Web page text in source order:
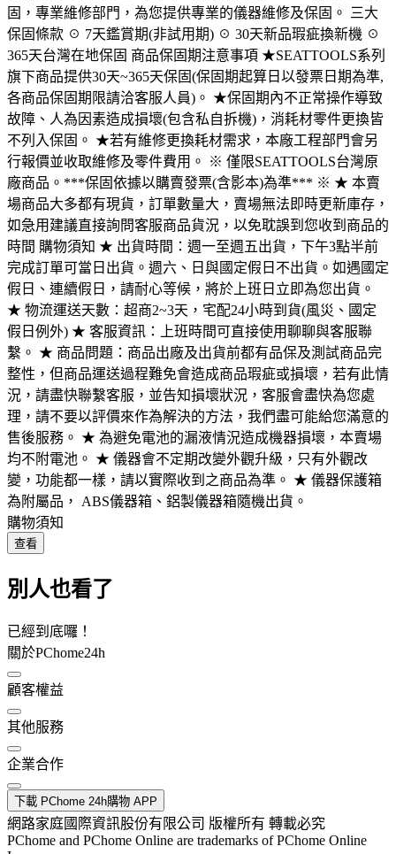
固，專業維修部門，為您提供專業的儀器維修及保固。 三大
保固條款 ☉ 7天鑑賞期(非試用期) ☉ 30天新品瑕疵換新機 ☉
365天台灣在地保固 商品保固期注意事項 ★SEATTOOLS系列
旗下商品提供30天~365天保固(保固期起算日以發票日期為準,
各商品保固期限請洽客服人員)。 ★保固期內不正常操作導致
故障、人為因素造成損壞(包含私自拆機)，消耗材零件更換皆
不列入保固。 ★若有維修更換耗材需求，本廠工程部門會另
行報價並收取維修及零件費用。 ※ 僅限SEATTOOLS台灣原
廠商品。***保固依據以購賣發票(含影本)為準*** ※ ★ 本賣
場商品大多都有現貨，訂單數量大，賣場無法即時更新庫存，
如急用建議直接詢問客服商品貨況，以免耽誤到您收到商品的
時間 購物須知 ★ 出貨時間：週一至週五出貨，下午3點半前
完成訂單可當日出貨。週六、日與國定假日不出貨。如遇國定
假日、連續假日，請耐心等候，將於上班日立即為您出貨。
★ 物流運送天數：超商2~3天，宅配24小時到貨(風災、國定
假日例外) ★ 客服資訊：上班時間可直接使用聊聊與客服聯
繫。 ★ 商品問題：商品出廠及出貨前都有品保及測試商品完
整性，但商品運送過程難免會造成商品瑕疵或損壞，若有此情
況，請盡快聯繫客服，並告知損壞狀況，客服會盡快為您處
理，請不要以評價來作為解決的方法，我們盡可能給您滿意的
售後服務。 ★ 為避免電池的漏液情況造成機器損壞，本賣場
均不附電池。 ★ 儀器會不定期改變外觀升級，只有外觀改
變，功能都一樣，請以實際收到之商品為準。 ★ 儀器保護箱
為附屬品， ABS儀器箱、鋁製儀器箱隨機出貨。
購物須知
查看
別人也看了
已經到底囉！
關於PChome24h
顧客權益
其他服務
企業合作
下載 PChome 24h購物 APP
網路家庭國際資訊股份有限公司 版權所有 轉載必究
PChome and PChome Online are trademarks of PChome Online